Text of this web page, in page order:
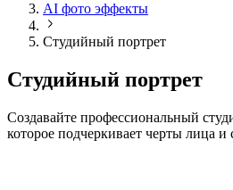
AI фото эффекты
Студийный портрет
Студийный портрет
Создавайте профессиональный
которое подчеркивает черты лица